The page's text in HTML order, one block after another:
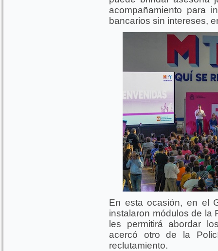
acompañamiento para
bancarios sin intereses,
En esta ocasión, en el
instalaron módulos de la
les permitirá abordar
acercó otro de la
reclutamiento.